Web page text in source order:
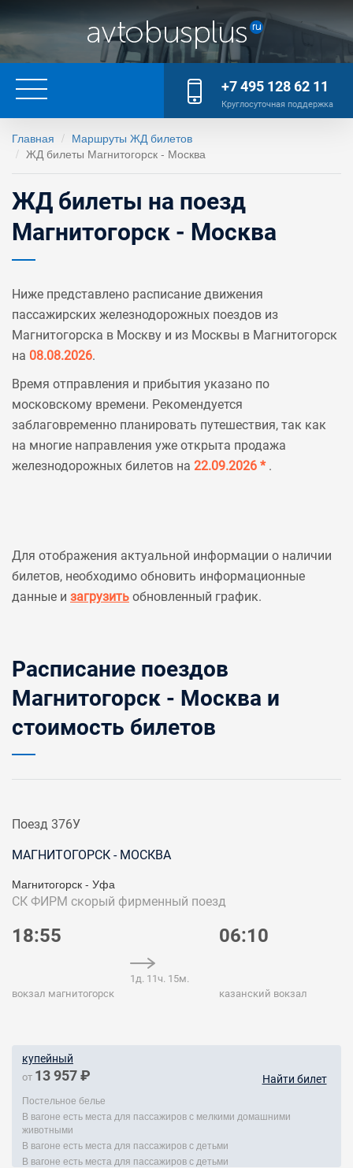
+7 495 128 62 11
Круглосуточная поддержка
Главная
Маршруты ЖД билетов
ЖД билеты Магнитогорск - Москва
ЖД билеты на поезд
Магнитогорск - Москва
Ниже представлено расписание движения
пассажирских железнодорожных поездов из
Магнитогорска в Москву и из Москвы в Магнитогорск
на 08.08.2026.
Время отправления и прибытия указано по
московскому времени. Рекомендуется
заблаговременно планировать путешествия, так как
на многие направления уже открыта продажа
железнодорожных билетов на 22.09.2026 * .
Для отображения актуальной информации о наличии
билетов, необходимо обновить информационные
данные и загрузить обновленный график.
Расписание поездов
Магнитогорск - Москва и
стоимость билетов
Поезд 376У
МАГНИТОГОРСК - МОСКВА
Магнитогорск - Уфа
СК ФИРМ скорый фирменный поезд
18:55
вокзал магнитогорск
1д. 11ч. 15м.
06:10
казанский вокзал
купейный
от 13 957 ₽ Найти билет
Постельное белье
В вагоне есть места для пассажиров с мелкими домашними
животными
В вагоне есть места для пассажиров с детьми
В вагоне есть места для пассажиров с детьми